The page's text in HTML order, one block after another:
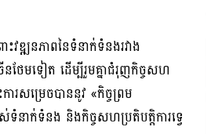
ឍនភាពនៃទំនាក់ទំនងរវាង
ថែមទៀត ដើម្បីរួមគ្នាជំរុញកិច្ចសហ
រសម្រេចបាននូវ «កិច្ចព្រម
នាក់ទំនង និងកិច្ចសហប្រតិបត្តិការទ្វេ